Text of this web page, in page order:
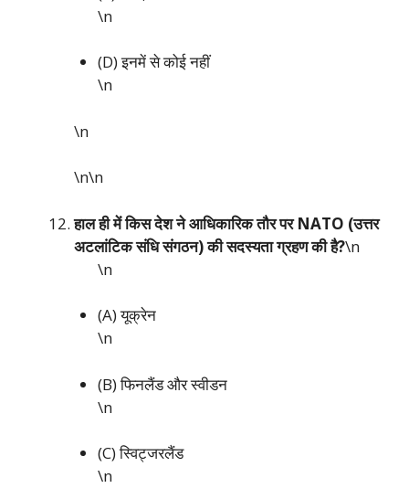
\n
(D) इनमें से कोई नहीं
\n
\n
\n\n
हाल ही में किस देश ने आधिकारिक तौर पर NATO (उत्तर
अटलांटिक संधि संगठन) की सदस्यता ग्रहण की है?\n
\n
(A) यूक्रेन
\n
(B) फिनलैंड और स्वीडन
\n
(C) स्विट्जरलैंड
\n